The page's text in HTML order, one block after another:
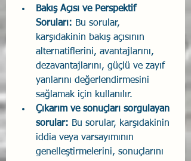
Bakış Açısı ve Perspektif
Soruları: Bu sorular,
karşıdakinin bakış açısının
alternatiflerini, avantajlarını,
dezavantajlarını, güçlü ve zayıf
yanlarını değerlendirmesini
sağlamak için kullanılır.
Çıkarım ve sonuçları sorgulayan
sorular: Bu sorular, karşıdakinin
iddia veya varsayımının
genelleştirmelerini, sonuçlarını